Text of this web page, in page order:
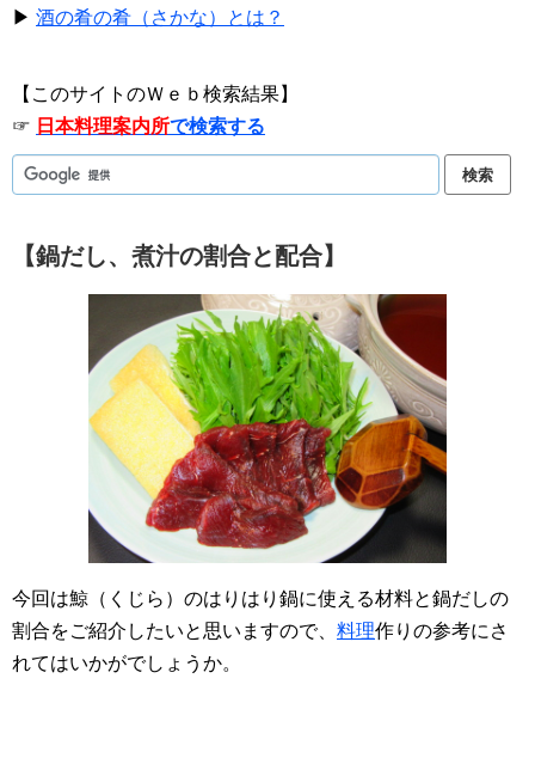
▶ 酒の肴の肴（さかな）とは？
【このサイトのＷｅｂ検索結果】
☞ 日本料理案内所で検索する
【鍋だし、煮汁の割合と配合】
今回は鯨（くじら）のはりはり鍋に使える材料と鍋だしの
割合をご紹介したいと思いますので、 料理作りの参考にさ
れてはいかがでしょうか。